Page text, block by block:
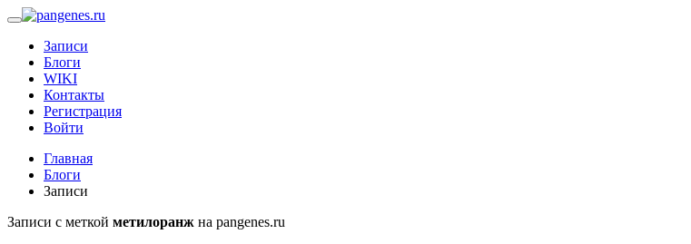
Записи
Блоги
WIKI
Контакты
Регистрация
Войти
Главная
Блоги
Записи
Записи с меткой метилоранж на pangenes.ru